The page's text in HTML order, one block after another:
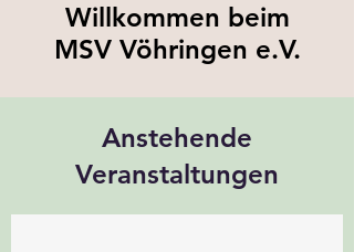
Willkommen beim
MSV Vöhringen e.V.
Anstehende
Veranstaltungen